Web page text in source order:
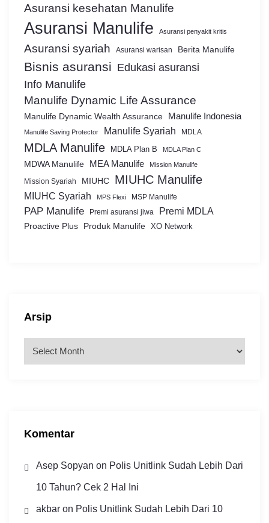
Asuransi kesehatan Manulife
Asuransi Manulife Asuransi penyakit kritis
Asuransi syariah Asuransi warisan Berita Manulife
Bisnis asuransi Edukasi asuransi
Info Manulife
Manulife Dynamic Life Assurance
Manulife Dynamic Wealth Assurance Manulife Indonesia
Manulife Saving Protector Manulife Syariah MDLA
MDLA Manulife MDLA Plan B MDLA Plan C
MDWA Manulife MEA Manulife Mission Manulife
Mission Syariah MIUHC MIUHC Manulife
MIUHC Syariah MPS Flexi MSP Manulife
PAP Manulife Premi asuransi jiwa Premi MDLA
Proactive Plus Produk Manulife XO Network
Arsip
Komentar
Asep Sopyan on Polis Unitlink Sudah Lebih Dari
10 Tahun? Cek 2 Hal Ini
akbaron Polis Unitlink Sudah Lebih Dari 10